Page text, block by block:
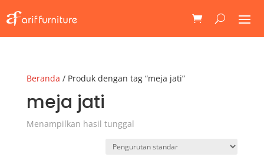
Beranda / Produk dengan tag “meja jati”
meja jati
Menampilkan hasil tunggal